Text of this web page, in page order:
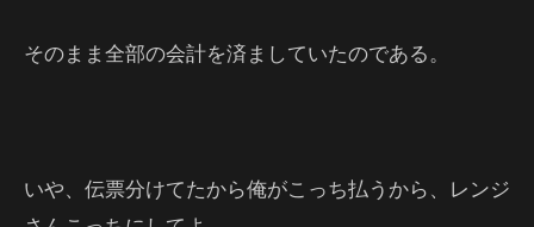
そのまま全部の会計を済ましていたのである。
いや、伝票分けてたから俺がこっち払うから、レンジ